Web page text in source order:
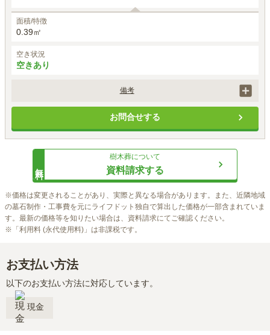
面積/特徴
0.39㎡
空き状況
空きあり
備考
永代供養付き・納骨制限なし(無期限)・将来の墓じまい費用込み
お問合せする
樹木葬について
資料請求する
※価格は変更されることがあり、実際と異なる場合があります。また、近隣地域
の墓石制作・工事費を元にライフドット独自で算出した価格が一部含まれていま
す。最新の価格等を知りたい場合は、資料請求にてご確認ください。
※「利用料 (永代使用料)」は非課税です。
お支払い方法
以下のお支払い方法に対応しています。
現金